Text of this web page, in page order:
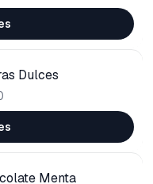
Dulces
Menta